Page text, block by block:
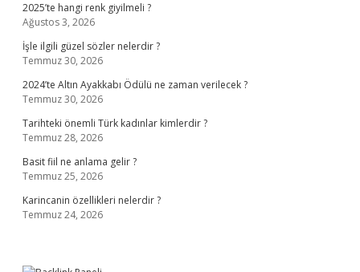
2025’te hangi renk giyilmeli ?
Ağustos 3, 2026
İşle ilgili güzel sözler nelerdir ?
Temmuz 30, 2026
2024’te Altın Ayakkabı Ödülü ne zaman verilecek ?
Temmuz 30, 2026
Tarihteki önemli Türk kadınlar kimlerdir ?
Temmuz 28, 2026
Basit fiil ne anlama gelir ?
Temmuz 25, 2026
Karincanin özellikleri nelerdir ?
Temmuz 24, 2026